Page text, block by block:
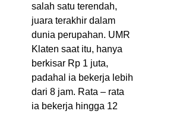
salah satu terendah,
juara terakhir dalam
dunia perupahan. UMR
Klaten saat itu, hanya
berkisar Rp 1 juta,
padahal ia bekerja lebih
dari 8 jam. Rata – rata
ia bekerja hingga 12